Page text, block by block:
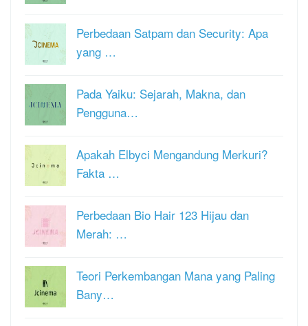
Perbedaan Satpam dan Security: Apa
yang …
Pada Yaiku: Sejarah, Makna, dan
Pengguna…
Apakah Elbyci Mengandung Merkuri?
Fakta …
Perbedaan Bio Hair 123 Hijau dan
Merah: …
Teori Perkembangan Mana yang Paling
Bany…